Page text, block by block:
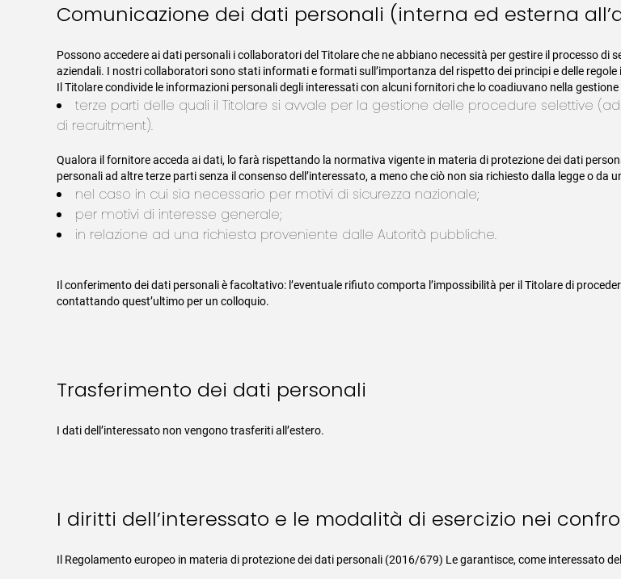
Comunicazione dei dati personali (interna ed esterna
Possono accedere ai dati personali i collaboratori del Titolare che ne abbiano necessità per gestire il processo
aziendali. I nostri collaboratori sono stati informati e formati sull’importanza del rispetto dei principi e delle
Il Titolare condivide le informazioni personali degli interessati con alcuni fornitori che lo coadiuvano nella
terze parti delle quali il Titolare si avvale per la gestione delle procedure selettive
di recruitment).
Qualora il fornitore acceda ai dati, lo farà rispettando la normativa vigente in materia di protezione dei dati
personali ad altre terze parti senza il consenso dell’interessato, a meno che ciò non sia richiesto dalla legge o da
nel caso in cui sia necessario per motivi di sicurezza nazionale;
per motivi di interesse generale;
in relazione ad una richiesta proveniente dalle Autorità pubbliche.
Il conferimento dei dati personali è facoltativo: l’eventuale rifiuto comporta l’impossibilità per il Titolare di
contattando quest’ultimo per un colloquio.
Trasferimento dei dati personali
I dati dell’interessato non vengono trasferiti all’estero.
I diritti dell’interessato e le modalità di esercizio nei
Il Regolamento europeo in materia di protezione dei dati personali (2016/679) Le garantisce, come interessato